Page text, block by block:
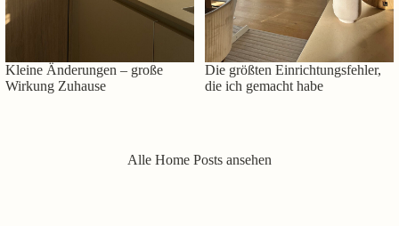
Kleine Änderungen – große
Wirkung Zuhause
Die größten Einrichtungsfehler,
die ich gemacht habe
Alle Home Posts ansehen